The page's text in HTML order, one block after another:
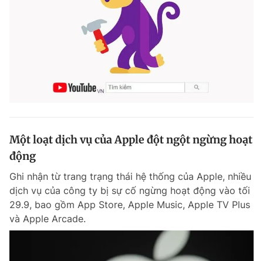
Một loạt dịch vụ của Apple đột ngột ngừng hoạt
động
Ghi nhận từ trang trạng thái hệ thống của Apple, nhiều
dịch vụ của công ty bị sự cố ngừng hoạt động vào tối
29.9, bao gồm App Store, Apple Music, Apple TV Plus
và Apple Arcade.